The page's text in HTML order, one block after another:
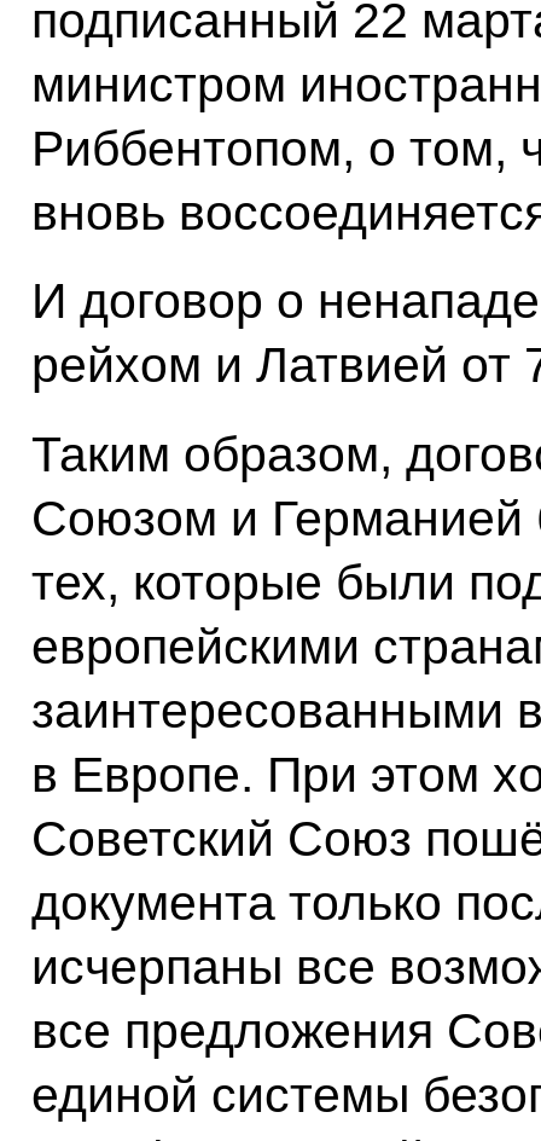
подписанный 22
министром
Риббентопом, о том,
вновь
И договор о
рейхом и Латвией от
Таким образом,
Союзом и Германией
тех, которые были
европейскими
заинтересованными
в Европе. При этом
Советский Союз
документа только
исчерпаны все
все предложения
единой системы